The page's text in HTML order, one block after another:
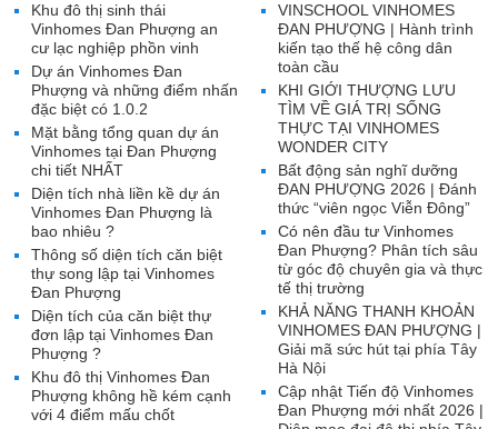
VINSCHOOL VINHOMES
ĐAN PHƯỢNG | Hành trình
kiến tạo thế hệ công dân
toàn cầu
KHI GIỚI THƯỢNG LƯU
TÌM VỀ GIÁ TRỊ SỐNG
THỰC TẠI VINHOMES
WONDER CITY
Bất động sản nghĩ dưỡng
ĐAN PHƯỢNG 2026 | Đánh
thức “viên ngọc Viễn Đông”
Có nên đầu tư Vinhomes
Đan Phượng? Phân tích sâu
từ góc độ chuyên gia và thực
tế thị trường
KHẢ NĂNG THANH KHOẢN
VINHOMES ĐAN PHƯỢNG |
Giải mã sức hút tại phía Tây
Hà Nội
Cập nhật Tiến độ Vinhomes
Đan Phượng mới nhất 2026 |
Khu đô thị sinh thái
Vinhomes Đan Phượng an
cư lạc nghiệp phồn vinh
Dự án Vinhomes Đan
Phượng và những điểm nhấn
đặc biệt có 1.0.2
Mặt bằng tổng quan dự án
Vinhomes tại Đan Phượng
chi tiết NHẤT
Diện tích nhà liền kề dự án
Vinhomes Đan Phượng là
bao nhiêu ?
Thông số diện tích căn biệt
thự song lập tại Vinhomes
Đan Phượng
Diện tích của căn biệt thự
đơn lập tại Vinhomes Đan
Phượng ?
Khu đô thị Vinhomes Đan
Phượng không hề kém cạnh
với 4 điểm mấu chốt